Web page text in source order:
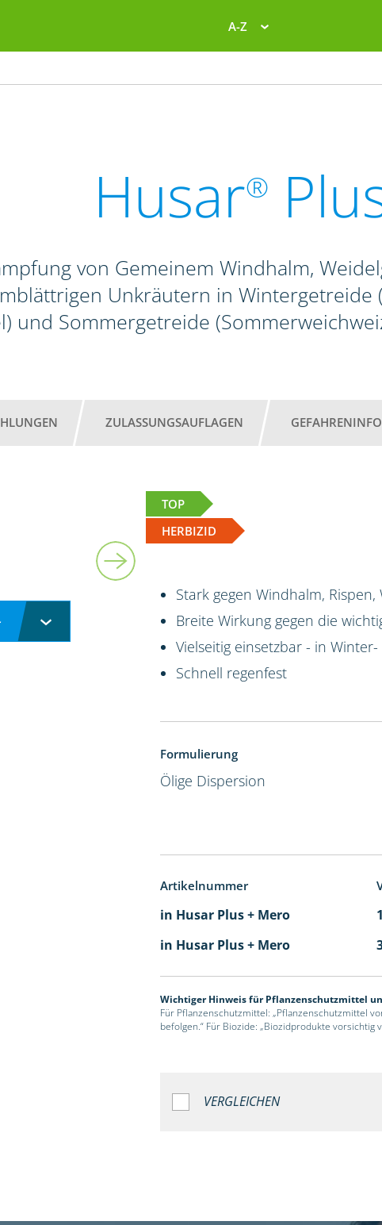
A-Z
Husar®
von Gemeinem Windhalm,
Unkräutern in Wintergetreide
und Sommergetreide
ZULASSUNGSAUFLAGEN
TOP
HERBIZID
Stark gegen Windhalm,
Breite Wirkung gegen die
Vielseitig einsetzbar - in
Schnell regenfest
Formulierung
Ölige Dispersion
Artikelnummer
in Husar Plus + Mero
in Husar Plus + Mero
Wichtiger Hinweis für Pflanzenschutzmittel
Für Pflanzenschutzmittel: „Pflanzenschutzmittel
befolgen.“ Für Biozide: „Biozidprodukte
VERGLEICHEN